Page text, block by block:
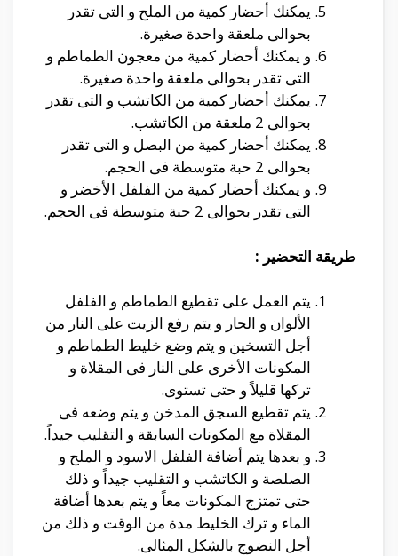
يمكنك أحضار كمية من الملح و التى تقدر
بحوالى ملعقة واحدة صغيرة.
و يمكنك أحضار كمية من معجون الطماطم و
التى تقدر بحوالى ملعقة واحدة صغيرة.
يمكنك أحضار كمية من الكاتشب و التى تقدر
بحوالى 2 ملعقة من الكاتشب.
يمكنك أحضار كمية من البصل و التى تقدر
بحوالى 2 حبة متوسطة فى الحجم.
و يمكنك أحضار كمية من الفلفل الأخضر و
التى تقدر بحوالى 2 حبة متوسطة فى الحجم.
طريقة التحضير :
يتم العمل على تقطيع الطماطم و الفلفل
الألوان و الحار و يتم رفع الزيت على النار من
أجل التسخين و يتم وضع خليط الطماطم و
المكونات الأخرى على النار فى المقلاة و
تركها قليلاً و حتى تستوى.
يتم تقطيع السجق المدخن و يتم وضعه فى
المقلاة مع المكونات السابقة و التقليب جيداً.
و بعدها يتم أضافة الفلفل الاسود و الملح و
الصلصة و الكاتشب و التقليب جيداً و ذلك
حتى تمتزج المكونات معاً و يتم بعدها أضافة
الماء و ترك الخليط مدة من الوقت و ذلك من
أجل النضوج بالشكل المثالى.